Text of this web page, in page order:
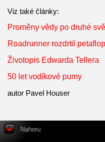
Viz také články:
Proměny vědy po druhé
Roadrunner rozdrtil
Životopis Edwarda Tellera
50 let vodíkové pumy
autor Pavel Houser
Nahoru